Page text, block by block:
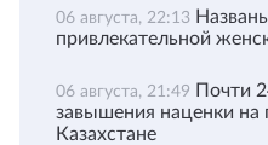
06 августа, 22:13
привлекательной
06 августа, 21:49 Почти
завышения наценки на
Казахстане